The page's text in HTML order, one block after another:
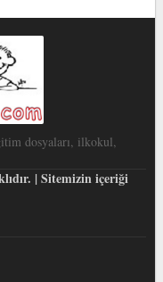
dosyaları, ilkokul,
| Sitemizin içeriği